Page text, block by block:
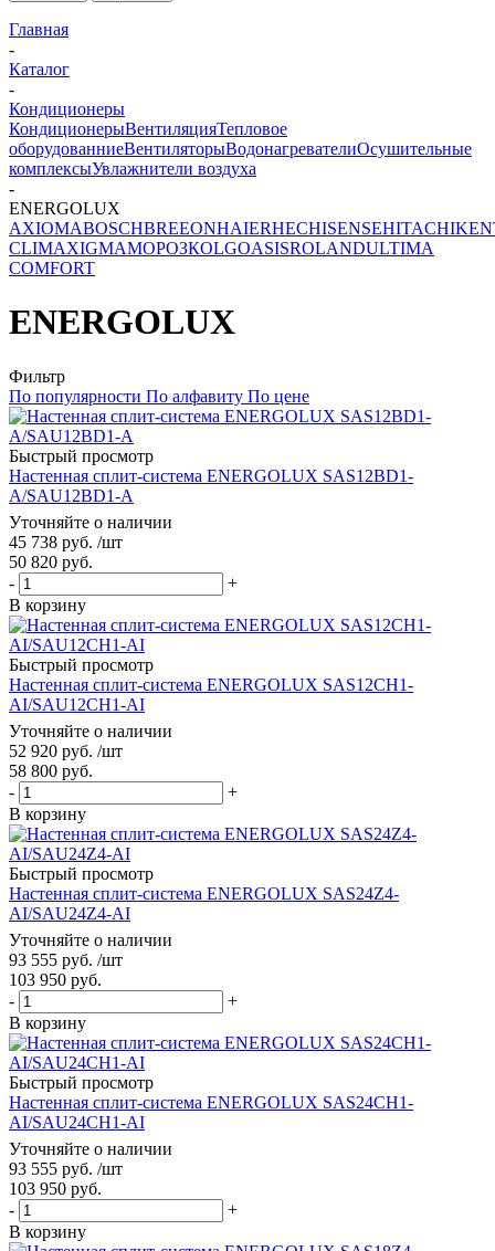
Главная
-
Каталог
-
Кондиционеры
КондиционерыВентиляцияТепловое
оборудованниеВентиляторыВодонагревателиОсушительные
комплексыУвлажнители воздуха
-
ENERGOLUX
AXIOMABOSCHBREEONHAIERHECHISENSEHITACHI
CLIMAXIGMAМОРОЗКОLGOASISROLANDULTIMA
COMFORT
ENERGOLUX
Фильтр
По популярности По алфавиту По цене
Быстрый просмотр
Настенная сплит-система ENERGOLUX SAS12BD1-
A/SAU12BD1-A
Уточняйте о наличии
45 738 руб. /шт
50 820 руб.
-
+
В корзину
Быстрый просмотр
Настенная сплит-система ENERGOLUX SAS12CH1-
AI/SAU12CH1-AI
Уточняйте о наличии
52 920 руб. /шт
58 800 руб.
-
+
В корзину
Быстрый просмотр
Настенная сплит-система ENERGOLUX SAS24Z4-
AI/SAU24Z4-AI
Уточняйте о наличии
93 555 руб. /шт
103 950 руб.
-
+
В корзину
Быстрый просмотр
Настенная сплит-система ENERGOLUX SAS24CH1-
AI/SAU24CH1-AI
Уточняйте о наличии
93 555 руб. /шт
103 950 руб.
-
+
В корзину